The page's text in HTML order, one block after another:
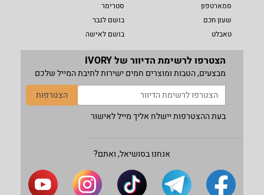
סמארטפון
שעון חכם
טאבלט
סטרימר
בושם לגבר
בושם לאישה
הצטרפו לרשימת הדיוור של IVORY
מבצעים, הטבות ומוצרים חמים ישירות לתיבת המייל שלכם
הצטרפות
בעת ההצטרפות יישלח אליך מייל לאישור
אנחנו בסושיאל, ואתם?